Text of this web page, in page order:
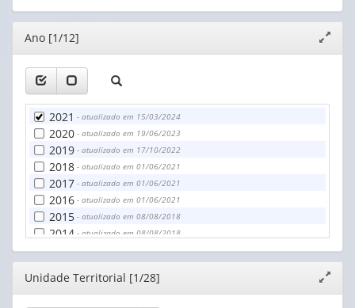
(1)
Editor
janela
Ano [1/12]
2021 - atualizado em 15/03/2024
2020 - atualizado em 19/06/2023
2019 - atualizado em 17/10/2022
2018 - atualizado em 01/06/2021
2017 - atualizado em 01/06/2021
2016 - atualizado em 01/06/2021
2015 - atualizado em 08/08/2018
2014 - atualizado em 08/08/2018
2013- atualizado em 08/08/2018
2012
2011 - atualizado em 08/08/2018
2010
Editor
janela
Unidade Territorial [1/28]